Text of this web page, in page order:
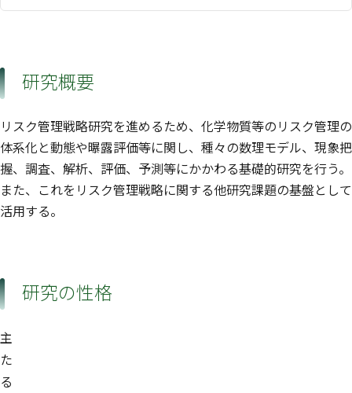
研究概要
リスク管理戦略研究を進めるため、化学物質等のリスク管理の
体系化と動態や曝露評価等に関し、種々の数理モデル、現象把
握、調査、解析、評価、予測等にかかわる基礎的研究を行う。
また、これをリスク管理戦略に関する他研究課題の基盤として
活用する。
研究の性格
主
た
る